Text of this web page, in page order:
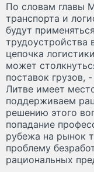
По словам главы
транспорта и
будут
трудоустройства
цепочка
может
поставок
Литве имеет
поддерживаем
решению этого
попадание
рубежа на рынок
проблему
рациональных